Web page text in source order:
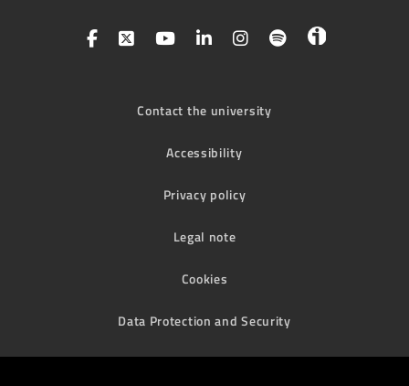
Contact the university
Accessibility
Privacy policy
Legal note
Cookies
Data Protection and Security